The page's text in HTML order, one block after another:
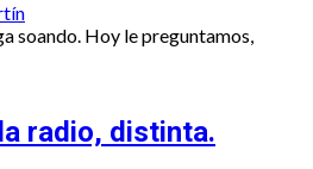
soando. Hoy le preguntamos,
radio, distinta.